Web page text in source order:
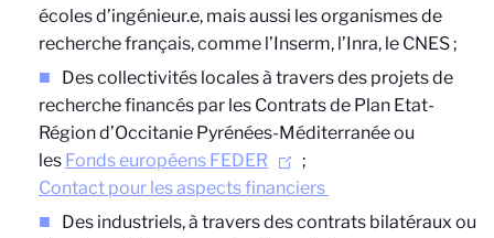
écoles d’ingénieur.e, mais aussi les organismes de
recherche français, comme l’Inserm, l’Inra, le CNES ;
Des collectivités locales à travers des projets de
recherche financés par les Contrats de Plan Etat-
Région d’Occitanie Pyrénées-Méditerranée ou
les Fonds européens FEDER
;
Contact pour les aspects financiers
Des industriels, à travers des contrats bilatéraux ou